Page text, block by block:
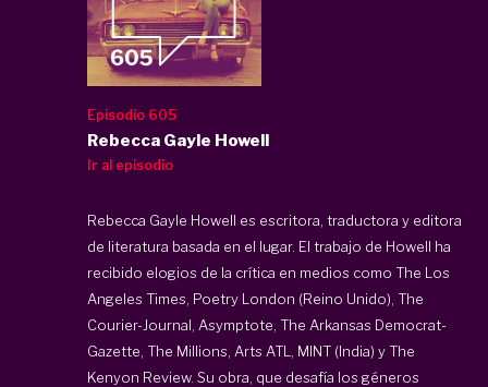
Episodio 605
Rebecca Gayle Howell
Ir al episodio
Rebecca Gayle Howell es escritora, traductora y editora
de literatura basada en el lugar. El trabajo de Howell ha
recibido elogios de la crítica en medios como The Los
Angeles Times, Poetry London (Reino Unido), The
Courier-Journal, Asymptote, The Arkansas Democrat-
Gazette, The Millions, Arts ATL, MINT (India) y The
Kenyon Review. Su obra, que desafía los géneros